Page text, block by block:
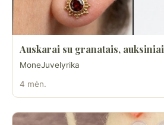
Auskarai su granatais, auksiniai
MoneJuvelyrika
4 mėn.